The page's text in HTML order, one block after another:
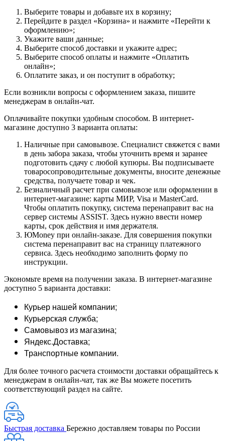
Выберите товары и добавьте их в корзину;
Перейдите в раздел «Корзина» и нажмите «Перейти к
оформлению»;
Укажите ваши данные;
Выберите способ доставки и укажите адрес;
Выберите способ оплаты и нажмите «Оплатить
онлайн»;
Оплатите заказ, и он поступит в обработку;
Если возникли вопросы с оформлением заказа, пишите
менеджерам в онлайн-чат.
Оплачивайте покупки удобным способом. В интернет-
магазине доступно 3 варианта оплаты:
Наличные при самовывозе. Специалист свяжется с вами
в день забора заказа, чтобы уточнить время и заранее
подготовить сдачу с любой купюры. Вы подписываете
товаросопроводительные документы, вносите денежные
средства, получаете товар и чек.
Безналичный расчет при самовывозе или оформлении в
интернет-магазине: карты МИР, Visa и MasterCard.
Чтобы оплатить покупку, система перенаправит вас на
сервер системы ASSIST. Здесь нужно ввести номер
карты, срок действия и имя держателя.
ЮMoney при онлайн-заказе. Для совершения покупки
система перенаправит вас на страницу платежного
сервиса. Здесь необходимо заполнить форму по
инструкции.
Экономьте время на получении заказа. В интернет-магазине
доступно 5 варианта доставки:
Курьер нашей компании;
Курьерская служба;
Самовывоз из магазина;
Яндекс.Доставка;
Транспортные компании.
Для более точного расчета стоимости доставки обращайтесь к
менеджерам в онлайн-чат, так же Вы можете посетить
соответствующий раздел на сайте.
Быстрая доставка Бережно доставляем товары по России